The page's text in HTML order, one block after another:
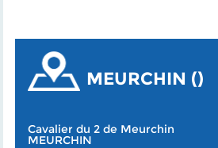
MEURCHIN ()
Cavalier du 2 de Meurchin
MEURCHIN